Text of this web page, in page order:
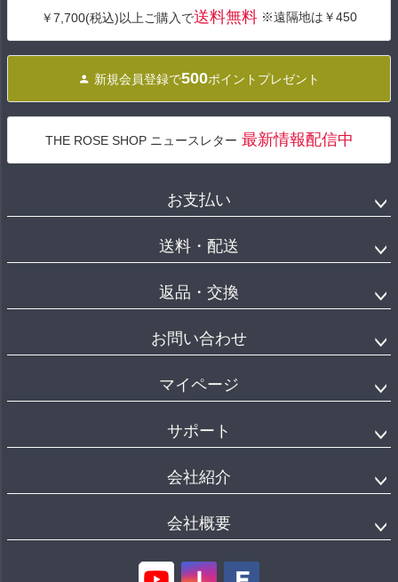
へ
￥7,700(税込)以上ご購入で送料無料 ※遠隔地は￥450
新規会員登録で500ポイントプレゼント
THE ROSE SHOP ニュースレター 最新情報配信中
お支払い
送料・配送
返品・交換
お問い合わせ
マイページ
サポート
会社紹介
会社概要